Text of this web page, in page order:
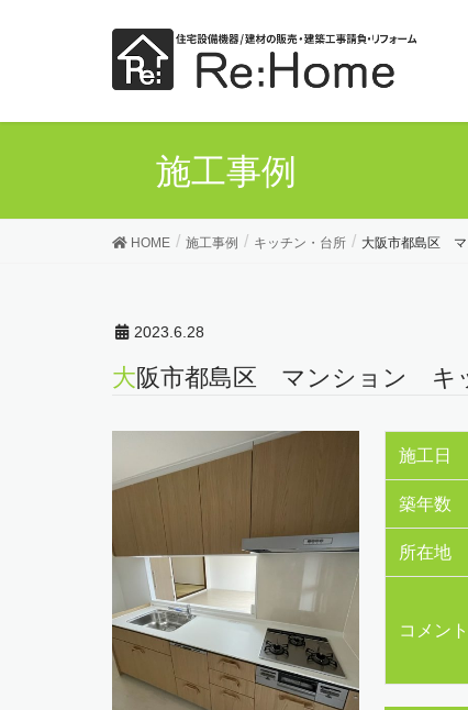
施工事例
HOME 施工事例 キッチン・台所 大阪市都島区
2023.6.28
大阪市都島区 マンション キ
施工日
築年数
所在地
コメント